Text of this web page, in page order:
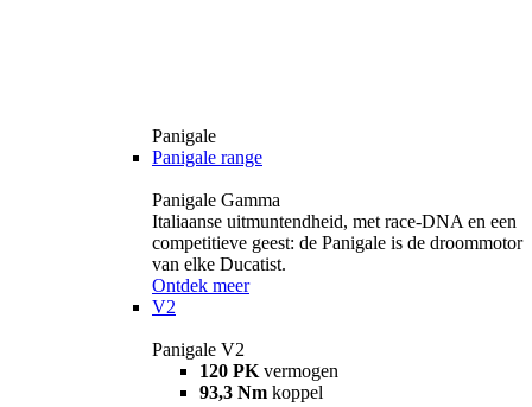
Panigale
Panigale range
Panigale Gamma
Italiaanse uitmuntendheid, met race-DNA en een
competitieve geest: de Panigale is de droommotor
van elke Ducatist.
Ontdek meer
V2
Panigale V2
120 PK vermogen
93,3 Nm koppel